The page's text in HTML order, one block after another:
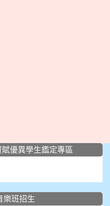
優異學生鑑定專區
樂班招生